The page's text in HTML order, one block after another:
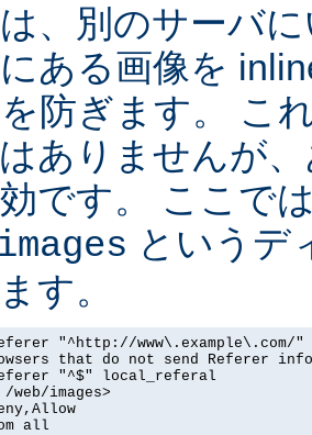
、別のサーバ
ある画像を
防ぎます。 こ
ありませんが
です。 ここで
というデ
す。
"^http://
that do not send Referer info
"^$" local_referal
images>
all